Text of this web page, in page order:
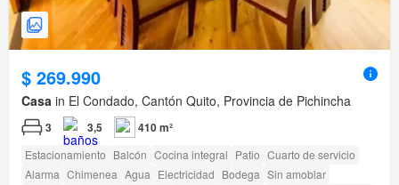
$ 269.990
Casa in El Condado, Cantón Quito, Provincia de Pichincha
3 3,5 410 m²
Estacionamiento Balcón Cocina integral Patio Cuarto de servicio
Alarma Chimenea Agua Electricidad Bodega Sin amoblar